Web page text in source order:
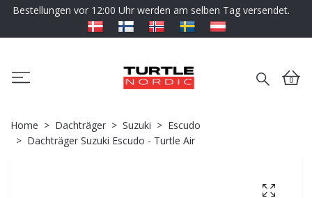
Bestellungen vor 12:00 Uhr werden am selben Tag versendet.
0
Home Dachträger Suzuki
Escudo
Dachträger Suzuki Escudo - Turtle Air